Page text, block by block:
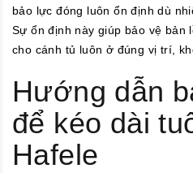
bảo lực đóng luôn ổn định dù
Sự ổn định này giúp bảo vệ bản
cho cánh tủ luôn ở đúng vị trí,
Hướng dẫn
để kéo dài
Hafele